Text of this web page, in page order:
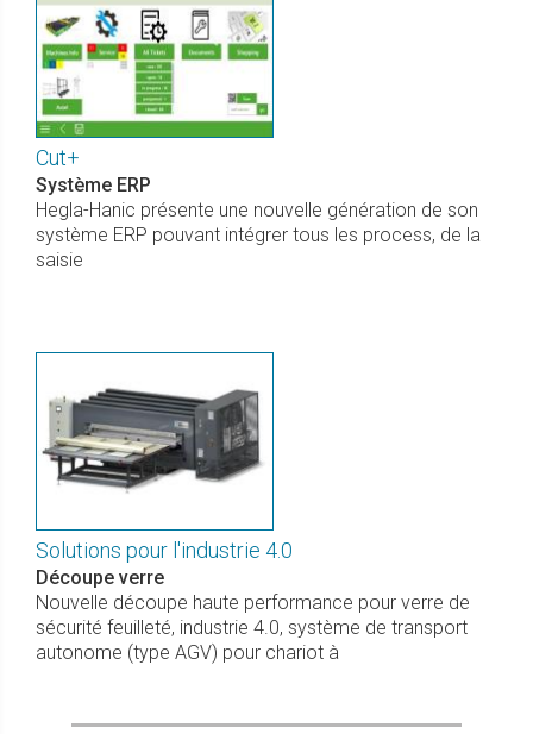
Cut+
Système ERP
Hegla-Hanic présente une nouvelle génération de son
système ERP pouvant intégrer tous les process, de la
saisie
Solutions pour l'industrie 4.0
Découpe verre
Nouvelle découpe haute performance pour verre de
sécurité feuilleté, industrie 4.0, système de transport
autonome (type AGV) pour chariot à